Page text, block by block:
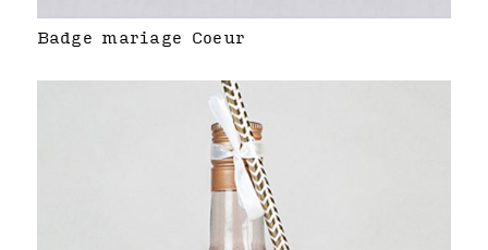
Badge mariage Coeur